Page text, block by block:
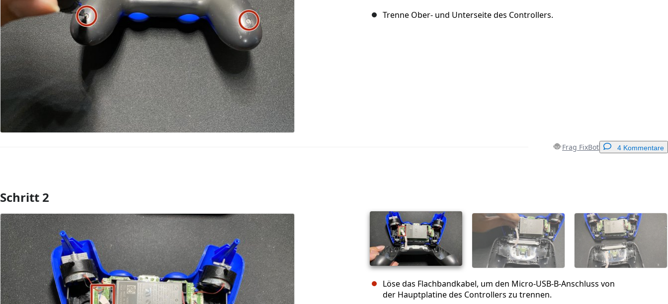
Trenne Ober- und Unterseite des Controllers.
Frag FixBot 4 Kommentare
Kommentar hinzufügen
Kommentieren
Schritt 2
Löse das Flachbandkabel, um den Micro-USB-B-Anschluss von
der Hauptplatine des Controllers zu trennen.